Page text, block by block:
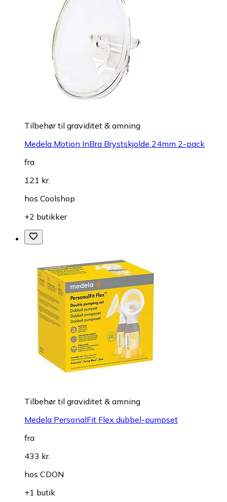
Tilbehør til graviditet & amning
Medela Motion InBra Brystskjolde 24mm 2-pack
fra
121 kr.
hos Coolshop
+2 butikker
Tilbehør til graviditet & amning
Medela PersonalFit Flex dubbel-pumpset
fra
433 kr.
hos CDON
+1 butik